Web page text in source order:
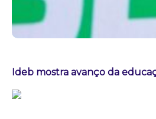
Ideb mostra avanço da